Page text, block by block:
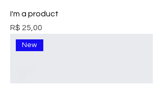
I'm a product
Preço
R$ 25,00
New